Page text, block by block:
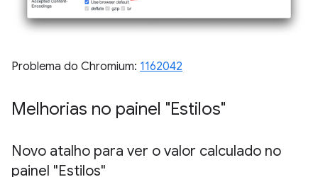
Problema do Chromium: 1162042
Melhorias no painel "Estilos"
Novo atalho para ver o valor calculado no
painel "Estilos"